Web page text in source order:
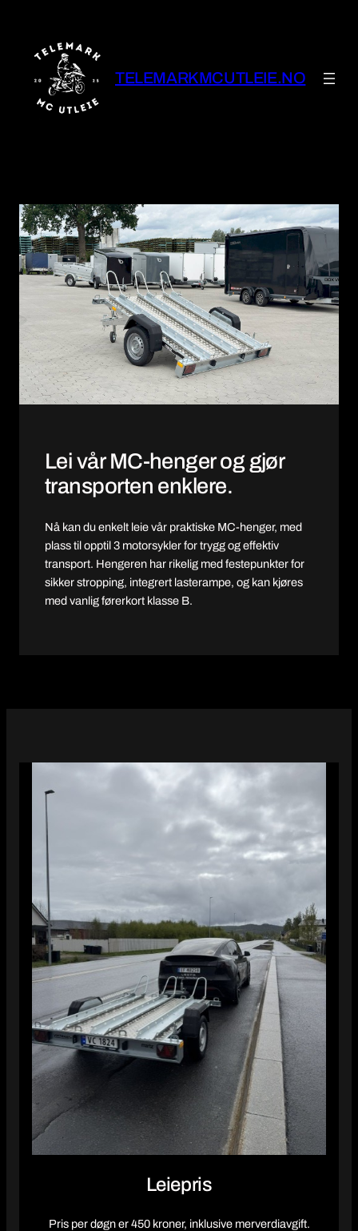
innhold
TELEMARKMCUTLEIE.NO
Lei vår MC-henger og gjør
transporten enklere.
Nå kan du enkelt leie vår praktiske MC-henger, med
plass til opptil 3 motorsykler for trygg og effektiv
transport. Hengeren har rikelig med festepunkter for
sikker stropping, integrert lasterampe, og kan kjøres
med vanlig førerkort klasse B.
Leiepris
Pris per døgn er 450 kroner, inklusive merverdiavgift.